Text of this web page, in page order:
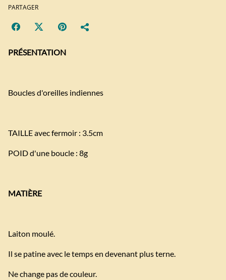
PARTAGER
PRÉSENTATION
Boucles d'oreilles indiennes
TAILLE avec fermoir : 3.5cm
POID d'une boucle : 8g
MATIÈRE
Laiton moulé.
Il se patine avec le temps en devenant plus terne.
Ne change pas de couleur.